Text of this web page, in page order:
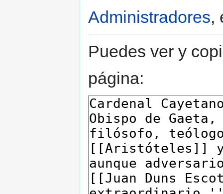
Administradores,
Puedes ver y
página: